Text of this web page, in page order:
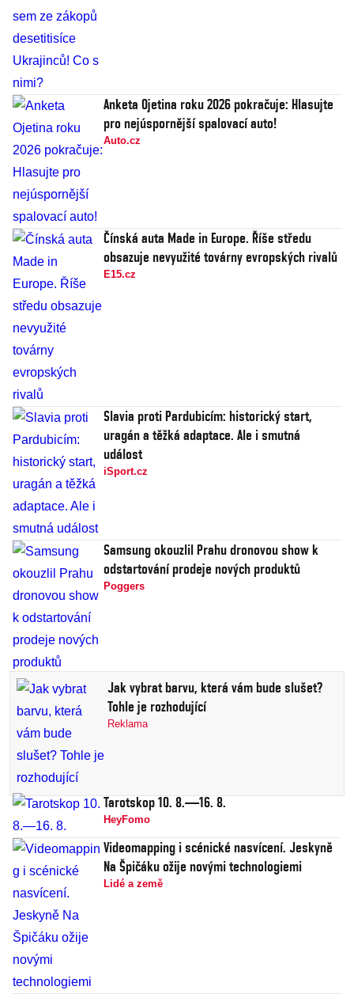
Anketa Ojetina roku 2026 pokračuje: Hlasujte
pro nejúspornější spalovací auto!
Auto.cz
Čínská auta Made in Europe. Říše středu
obsazuje nevyužité továrny evropských rivalů
E15.cz
Slavia proti Pardubicím: historický start,
uragán a těžká adaptace. Ale i smutná
událost
iSport.cz
Samsung okouzlil Prahu dronovou show k
odstartování prodeje nových produktů
Poggers
Jak vybrat barvu, která vám bude slušet?
Tohle je rozhodující
Reklama
Tarotskop 10. 8.—16. 8.
HeyFomo
Videomapping i scénické nasvícení. Jeskyně
Na Špičáku ožije novými technologiemi
Lidé a země